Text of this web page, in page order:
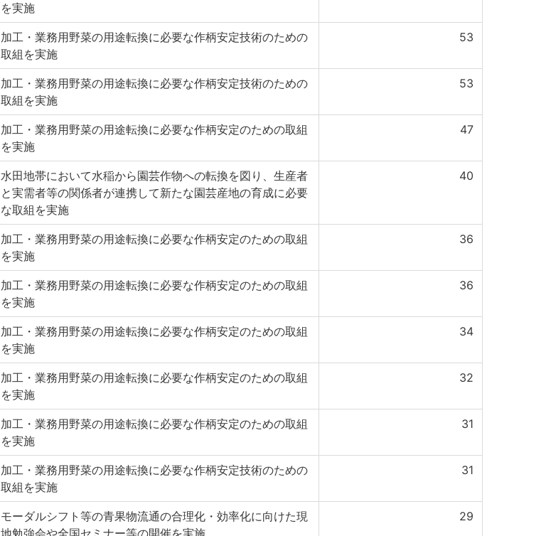
を実施
加工・業務用野菜の用途転換に必要な作柄安定技術のための
取組を実施
53
加工・業務用野菜の用途転換に必要な作柄安定技術のための
取組を実施
53
加工・業務用野菜の用途転換に必要な作柄安定のための取組
を実施
47
水田地帯において水稲から園芸作物への転換を図り、生産者
と実需者等の関係者が連携して新たな園芸産地の育成に必要
な取組を実施
40
加工・業務用野菜の用途転換に必要な作柄安定のための取組
を実施
36
加工・業務用野菜の用途転換に必要な作柄安定のための取組
を実施
36
加工・業務用野菜の用途転換に必要な作柄安定のための取組
を実施
34
加工・業務用野菜の用途転換に必要な作柄安定のための取組
を実施
32
加工・業務用野菜の用途転換に必要な作柄安定のための取組
を実施
31
加工・業務用野菜の用途転換に必要な作柄安定技術のための
取組を実施
31
モーダルシフト等の青果物流通の合理化・効率化に向けた現
地勉強会や全国セミナー等の開催を実施
29